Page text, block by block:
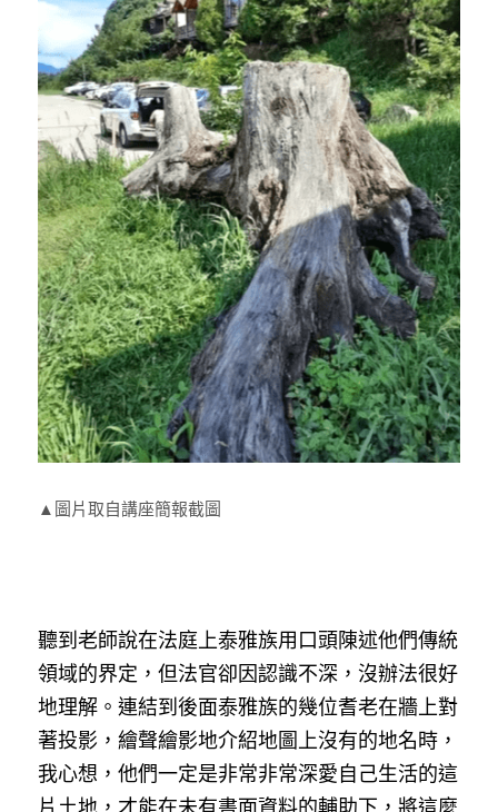
▲圖片取自講座簡報截圖
聽到老師說在法庭上泰雅族用口頭陳述他們傳統
領域的界定，但法官卻因認識不深，沒辦法很好
地理解。連結到後面泰雅族的幾位耆老在牆上對
著投影，繪聲繪影地介紹地圖上沒有的地名時，
我心想，他們一定是非常非常深愛自己生活的這